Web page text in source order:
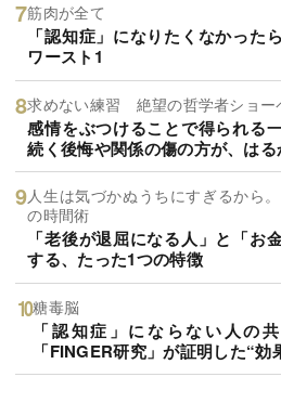
筋肉が全て
「認知症」になりたくなかった
ワースト1
求めない練習 絶望の哲学者ショー
感情をぶつけることで得られる
続く後悔や関係の傷の方が、はる
人生は気づかぬうちにすぎるから
の時間術
「老後が退屈になる人」と「お
する、たった1つの特徴
糖毒脳
「認知症」にならない人の
「FINGER研究」が証明した“効